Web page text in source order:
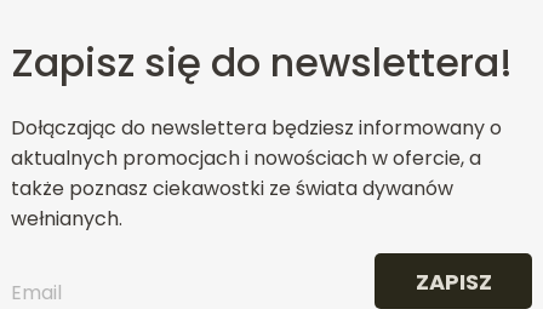
Zapisz się do newslettera!
Dołączając do newslettera będziesz informowany o
aktualnych promocjach i nowościach w ofercie, a
także poznasz ciekawostki ze świata dywanów
wełnianych.
ZAPISZ